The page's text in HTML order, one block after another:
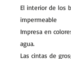
El interior de los
impermeable
Impresa en
agua.
Las cintas de